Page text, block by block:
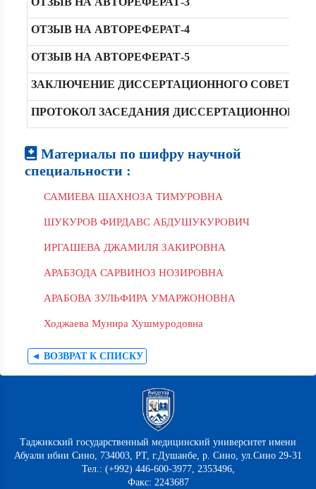
ОТЗЫВ НА АВТОРЕФЕРАТ-4
ОТЗЫВ НА АВТОРЕФЕРАТ-5
ЗАКЛЮЧЕНИЕ ДИССЕРТАЦИОННОГО СОВЕТА
ПРОТОКОЛ ЗАСЕДАНИЯ ДИССЕРТАЦИОННОГО
Материалы по шифру научной
специальности :
САМИЕВА ШАХНОЗА ТИМУРОВНА
ШУКУРОВ ФИРДАВС АБДУШУКУРОВИЧ
ИРГАШЕВА ДЖАМИЛЯ ЗАКИРОВНА
АРАБЗОДА САРВИНОЗ НОЗИРОВНА
АРАБОВА ЗУЛЬФИРА УМАРЖОНОВНА
Ходжаева Мунира Хушмуродовна
◄ ВОЗВРАТ К СПИСКУ
Таджикский государственный медицинский университет имени
Абуали ибни Сино, 734003, РТ, г.Душанбе, р. Сино, ул.Сино 29-31
Тел.: (+992) 446-600-3977, 2353496,
Факс: 2243687